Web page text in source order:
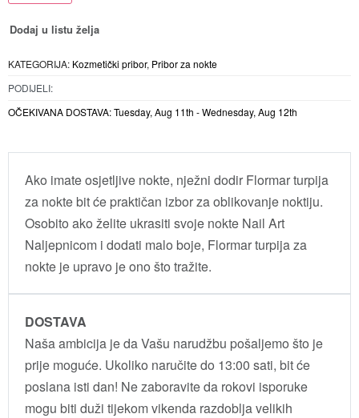
Dodaj u listu želja
KATEGORIJA: Kozmetički pribor, Pribor za nokte
PODIJELI:
OČEKIVANA DOSTAVA:Tuesday, Aug 11th - Wednesday, Aug 12th
Ako imate osjetljive nokte, nježni dodir Flormar turpija
za nokte bit će praktičan izbor za oblikovanje noktiju.
Osobito ako želite ukrasiti svoje nokte Nail Art
Naljepnicom i dodati malo boje, Flormar turpija za
nokte je upravo je ono što tražite.
DOSTAVA
Naša ambicija je da Vašu narudžbu pošaljemo što je
prije moguće. Ukoliko naručite do 13:00 sati, bit će
poslana isti dan! Ne zaboravite da rokovi isporuke
mogu biti duži tijekom vikenda razdoblja velikih